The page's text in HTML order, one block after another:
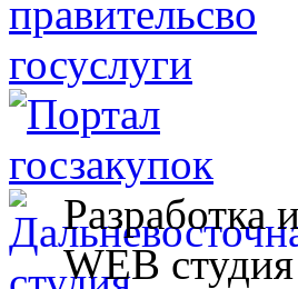
Разработка
WEB